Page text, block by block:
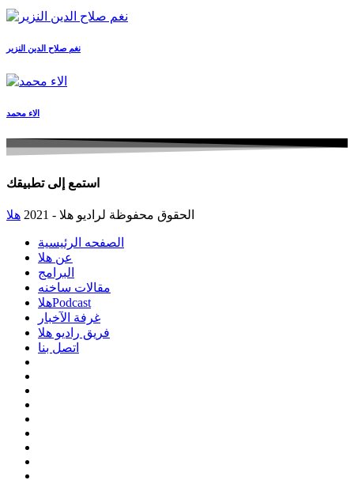
نغم صلاح الدين النزير
الاء محمد
استمع إلى تطبيقك
الحقوق محفوظة لراديو هلا - 2021 هلا
الصفحه الرئيسية
عن هلا
البرامج
مقالات ساخنه
هلاPodcast
غرفة الآخبار
فريق راديو هلا
اتصل بنا